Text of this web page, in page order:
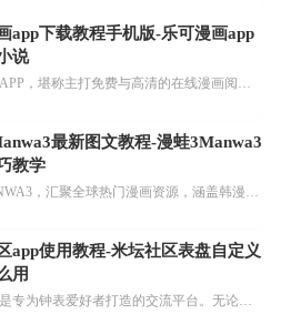
app下载教程手机版-乐可漫画app
说
乐可漫画APP，堪称主打免费与高清的在线漫画阅读神器。其官方版提供海量完整版漫画资源，无论是国内漫画，还是日漫、韩漫、台漫、美漫等国外漫画，应有尽有，随时供你阅读。只需轻点一下，便能直接进入阅读界面。不仅如此，乐可漫画最新版本更新速度极快，在这里，你总能抢先看到全网一手漫画章节内容！...
最新图文教程-漫蛙3Manwa3
教学
漫蛙MANWA3，汇聚全球热门漫画资源，涵盖韩漫、欧美漫画、国漫等多种类型，题材丰富多样，全方位满足用户阅读喜好。它不仅是阅读平台，更是创作平台，为广大用户打造零门槛创作环境。...
app使用教程-米坛社区表盘自定义
用
米坛社区是专为钟表爱好者打造的交流平台。无论你是初涉钟表领域的普通爱好者，还是拥有多年收藏经验的资深玩家，都能在此找到属于自己的天地。 无需注册，就能轻松参与其中。通过专业的讨论论坛与丰富的交互功能，你可与世界各地的钟表爱好者畅快交流。若你钟情于钟表，米坛社区无疑是值得一试的理想之选。在这里，你能获取最新的手表资讯，交流见解，提升鉴赏品味，让每一块手表都成为收藏故事中重要的一部分。感兴趣的朋友，不要错过下载机会。...